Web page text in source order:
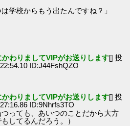
学校からもう出たんですね？」
かわりましてVIPがお送りします[] 投
ID:J44FshQZO
かわりましてVIPがお送りします[] 投
ID:9Nhrfs3TO
っても、あいつのことだから大方
してるんだろう。）